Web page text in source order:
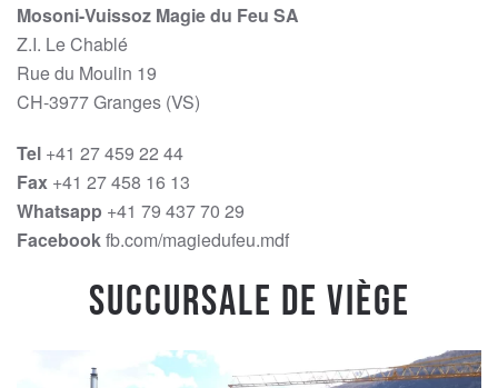
Mosoni-Vuissoz Magie du Feu SA
Z.I. Le Chablé
Rue du Moulin 19
CH-3977 Granges (VS)
Tel +41 27 459 22 44
Fax +41 27 458 16 13
Whatsapp +41 79 437 70 29
Facebookfb.com/magiedufeu.mdf
Succursale de Viège